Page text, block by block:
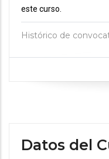
este curso.
Histórico de
Datos del